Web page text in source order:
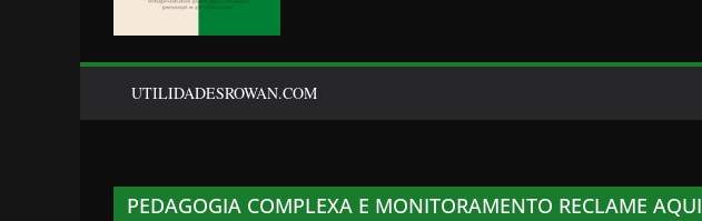
UTILIDADESROWAN.COM
PEDAGOGIA COMPLEXA E MONITORAMENTO RECLAME AQUI